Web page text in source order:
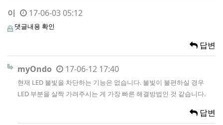
이 17-06-03 05:12
댓글내용 확인
답변
myOndo 17-06-12 17:40
현재 LED 불빛을 차단하는 기능은 없습니다. 불빛이 불편하실 경우
LED 부분을 살짝 가려주시는 게 가장 빠른 해결방법인 것 같습니다.
답변